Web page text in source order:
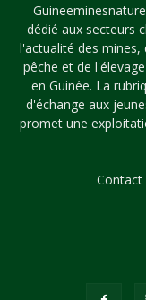
dédié aux secteurs
l'actualité des mines,
pêche et de
en Guinée. La
d'échange aux
promet une
Contact